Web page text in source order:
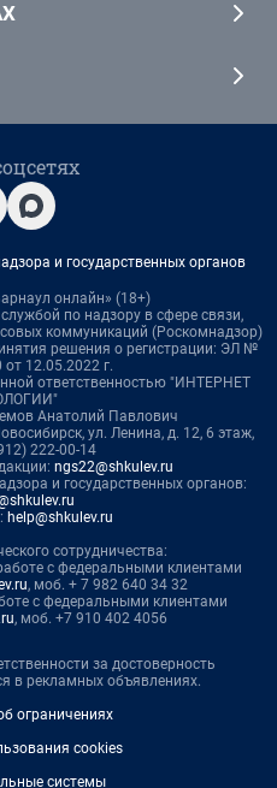
и государственных органов
онлайн» (18+)
по надзору в сфере связи,
коммуникаций (Роскомнадзор)
решения о регистрации: ЭЛ №
12.05.2022 г.
ответственностью "ИНТЕРНЕТ
Анатолий Павлович
ул. Ленина, д. 12, 6 этаж,
222-00-14
ngs22@shkulev.ru
и государственных органов:
help@shkulev.ru
сотрудничества:
с федеральными клиентами
, моб. + 7 982 640 34 32
с федеральными клиентами
, моб. +7 910 402 4056
за достоверность
в рекламных объявлениях.
ограничениях
cookies
системы